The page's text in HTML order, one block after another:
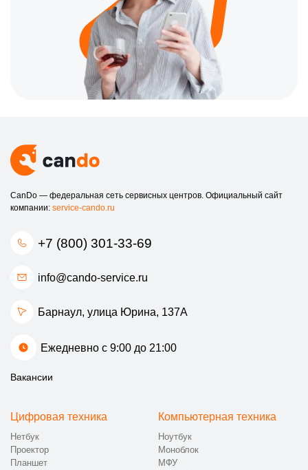
CanDo — федеральная сеть сервисных центров. Официальный сайт
компании: service-cando.ru
+7 (800) 301-33-69
info@cando-service.ru
Барнаул, улица Юрина, 137А
Ежедневно с 9:00 до 21:00
Вакансии
Цифровая техника
Нетбук
Проектор
Планшет
Компьютерная техника
Ноутбук
Моноблок
МФУ